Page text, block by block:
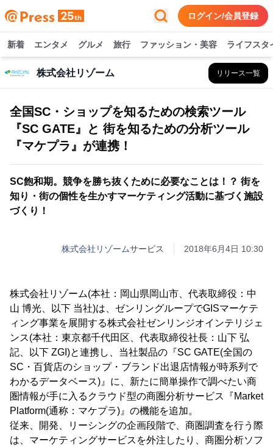
ログイン/会員登録
新着 エンタメ グルメ 旅行 ファッション・美容 ライフスタ
株式会社リゾーム リリース一覧
全国SC・ショップを知るための検索ツール
『SC GATE』と 街を知るための分析ツール
『マケプラ』が連携！
SC飽和期。競争を勝ち抜くために必要なことは！？ 街を
知り・街の個性を生かすマーケティング活動に基づく施設
づくり！
株式会社リゾームサービス 2018年6月4日 10:30
株式会社リゾーム(本社：岡山県岡山市、代表取締役：中
山 博光、以下 当社)は、ゼンリングループでGISマーケテ
ィング事業を展開する株式会社ゼンリンジオインテリジェ
ンス(本社：東京都千代田区、代表取締役社長：山下 弘
記、以下 ZGI)と連携し、当社製品の『SC GATE(全国の
SC・百貨店のショップ・ブランド出退店情報が時系列で
わかるデータベース)』に、新たに簡単操作で調べたい商
圏情報が手に入るクラウド型の商圏分析サービス『Market
Platform(通称：マケプラ)』の機能を追加。
従来、開発、リーシングの企画段階で、商圏調査を行う際
は、マーケティングサービスを外注したり、商圏分析ソフ